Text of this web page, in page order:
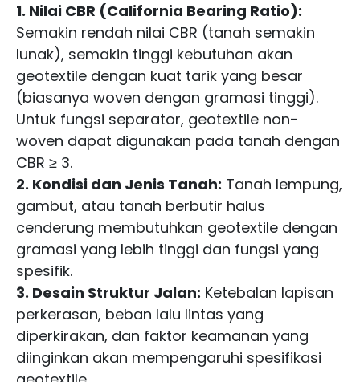
1. Nilai CBR (California Bearing Ratio):
Semakin rendah nilai CBR (tanah semakin
lunak), semakin tinggi kebutuhan akan
geotextile dengan kuat tarik yang besar
(biasanya woven dengan gramasi tinggi).
Untuk fungsi separator, geotextile non-
woven dapat digunakan pada tanah dengan
CBR ≥ 3.
2. Kondisi dan Jenis Tanah: Tanah lempung,
gambut, atau tanah berbutir halus
cenderung membutuhkan geotextile dengan
gramasi yang lebih tinggi dan fungsi yang
spesifik.
3. Desain Struktur Jalan: Ketebalan lapisan
perkerasan, beban lalu lintas yang
diperkirakan, dan faktor keamanan yang
diinginkan akan mempengaruhi spesifikasi